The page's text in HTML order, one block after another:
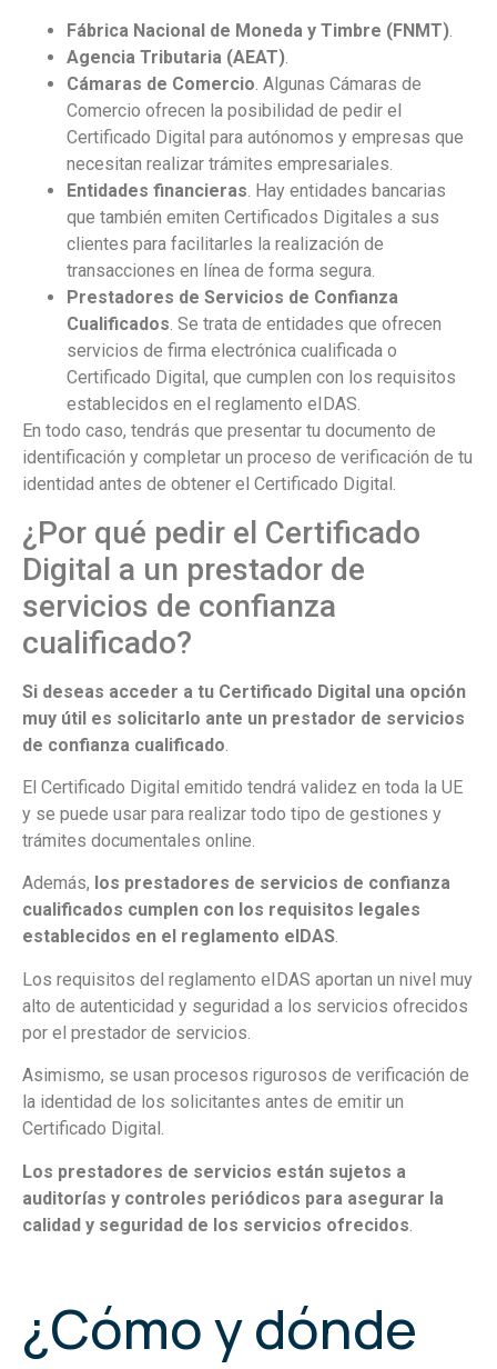
Fábrica Nacional de Moneda y Timbre (FNMT).
Agencia Tributaria (AEAT).
Cámaras de Comercio. Algunas Cámaras de
Comercio ofrecen la posibilidad de pedir el
Certificado Digital para autónomos y empresas que
necesitan realizar trámites empresariales.
Entidades financieras. Hay entidades bancarias
que también emiten Certificados Digitales a sus
clientes para facilitarles la realización de
transacciones en línea de forma segura.
Prestadores de Servicios de Confianza
Cualificados. Se trata de entidades que ofrecen
servicios de firma electrónica cualificada o
Certificado Digital, que cumplen con los requisitos
establecidos en el reglamento eIDAS.
En todo caso, tendrás que presentar tu documento de
identificación y completar un proceso de verificación de tu
identidad antes de obtener el Certificado Digital.
¿Por qué pedir el Certificado
Digital a un prestador de
servicios de confianza
cualificado?
Si deseas acceder a tu Certificado Digital una opción
muy útil es solicitarlo ante un prestador de servicios
de confianza cualificado
El Certificado Digital emitido tendrá validez en toda la UE
y se puede usar para realizar todo tipo de gestiones y
trámites documentales online.
Además, los prestadores de servicios de confianza
cualificados cumplen con los requisitos legales
establecidos en el reglamento eIDAS.
Los requisitos del reglamento eIDAS aportan un nivel muy
alto de autenticidad y seguridad a los servicios ofrecidos
por el prestador de servicios.
Asimismo, se usan procesos rigurosos de verificación de
la identidad de los solicitantes antes de emitir un
Certificado Digital.
Los prestadores de servicios están sujetos a
auditorías y controles periódicos para asegurar la
calidad y seguridad de los servicios ofrecidos
¿Cómo y dónde